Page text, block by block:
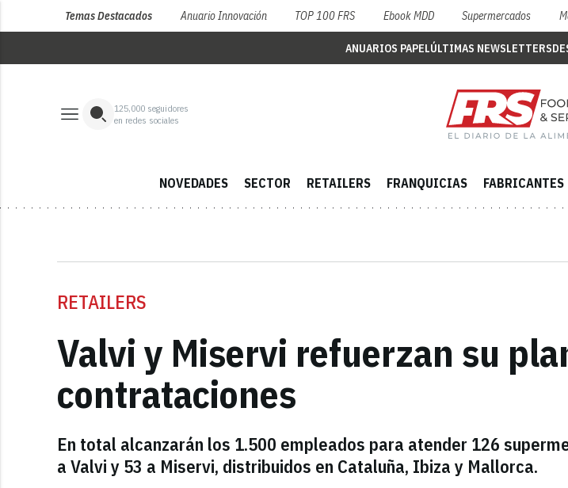
Temas Destacados Anuario Innovación TOP 100 FRS Ebook MDD Supermercados
ANUARIOS PAPELÚLTIMAS NEWSLETTERS
125,000 seguidores
en redes sociales
NOVEDADES SECTOR RETAILERS FRANQUICIAS FABRICANTES
RETAILERS
Valvi y Miservi refuerzan su
contrataciones
En total alcanzarán los 1.500 empleados para atender 126
a Valvi y 53 a Miservi, distribuidos en Cataluña, Ibiza y Mallorca.